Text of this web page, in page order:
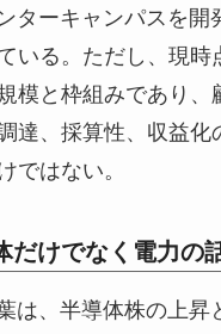
ターキャンパスを開
いる。ただし、現時
模と枠組みであり、
達、採算性、収益化
ではない。
だけでなく電力の
は、半導体株の上昇